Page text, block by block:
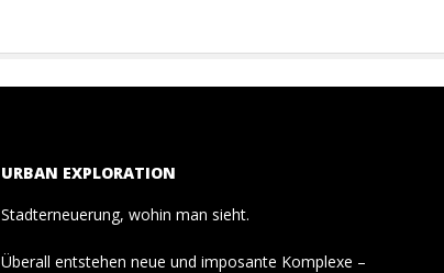
URBAN EXPLORATION
Stadterneuerung, wohin man sieht.
Überall entstehen neue und imposante Komplexe –